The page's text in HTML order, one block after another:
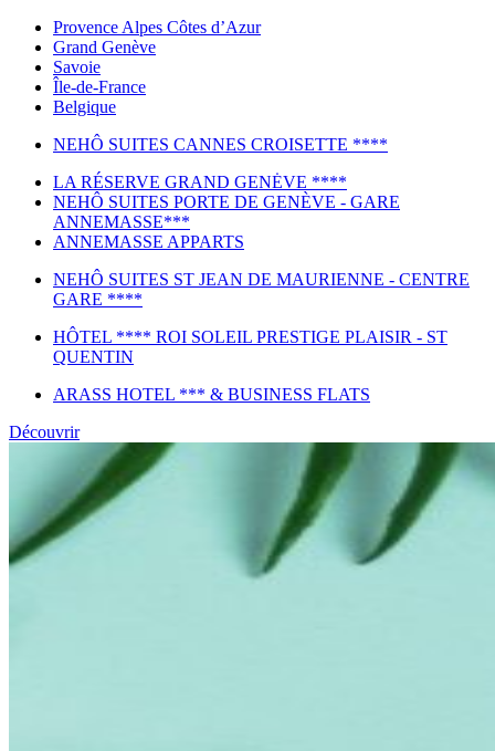
Provence Alpes Côtes d’Azur
Grand Genève
Savoie
Île-de-France
Belgique
NEHÔ SUITES CANNES CROISETTE ****
LA RÉSERVE GRAND GENĖVE ****
NEHÔ SUITES PORTE DE GENÈVE - GARE
ANNEMASSE***
ANNEMASSE APPARTS
NEHÔ SUITES ST JEAN DE MAURIENNE - CENTRE
GARE ****
HÔTEL **** ROI SOLEIL PRESTIGE PLAISIR - ST
QUENTIN
ARASS HOTEL *** & BUSINESS FLATS
Découvrir